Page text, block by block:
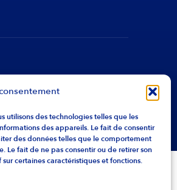
utilisons des technologies telles que les
des appareils. Le fait de consentir
des données telles que le comportement
Le fait de ne pas consentir ou de retirer son
certaines caractéristiques et fonctions.